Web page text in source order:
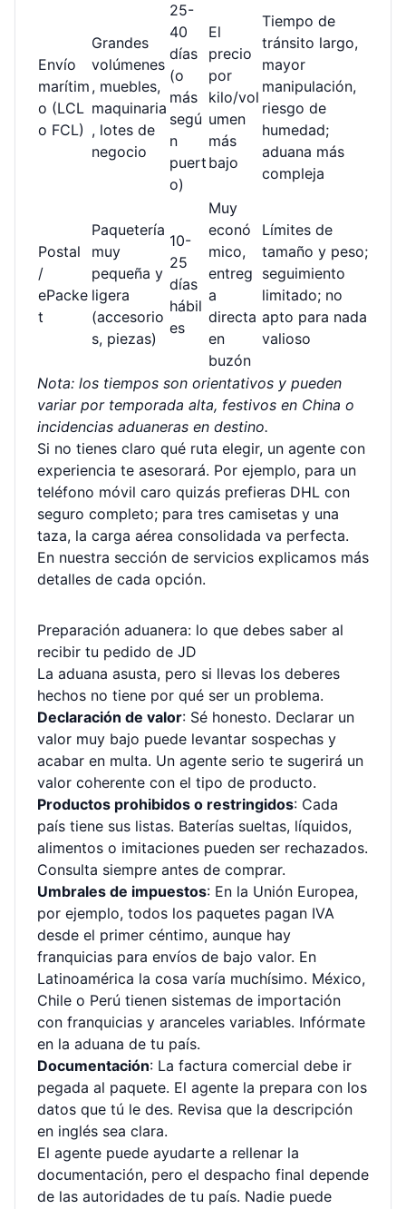
Envío
marítim
o (LCL
o FCL)
Grandes
volúmenes
, muebles,
maquinaria
, lotes de
negocio
25-
40
días
(o
más
segú
n
puert
o)
El
precio
por
kilo/vol
umen
más
bajo
Tiempo de
tránsito largo,
mayor
manipulación,
riesgo de
humedad;
aduana más
compleja
Postal
/
ePacke
t
Paquetería
muy
pequeña y
ligera
(accesorio
s, piezas)
10-
25
días
hábil
es
Muy
econó
mico,
entreg
a
directa
en
buzón
Límites de
tamaño y peso;
seguimiento
limitado; no
apto para nada
valioso
Nota: los tiempos son orientativos y pueden
variar por temporada alta, festivos en China o
incidencias aduaneras en destino.
Si no tienes claro qué ruta elegir, un agente con
experiencia te asesorará. Por ejemplo, para un
teléfono móvil caro quizás prefieras DHL con
seguro completo; para tres camisetas y una
taza, la carga aérea consolidada va perfecta.
En nuestra sección de servicios explicamos más
detalles de cada opción.
Preparación aduanera: lo que debes saber al
recibir tu pedido de JD
La aduana asusta, pero si llevas los deberes
hechos no tiene por qué ser un problema.
Declaración de valor: Sé honesto. Declarar un
valor muy bajo puede levantar sospechas y
acabar en multa. Un agente serio te sugerirá un
valor coherente con el tipo de producto.
Productos prohibidos o restringidos: Cada
país tiene sus listas. Baterías sueltas, líquidos,
alimentos o imitaciones pueden ser rechazados.
Consulta siempre antes de comprar.
Umbrales de impuestos: En la Unión Europea,
por ejemplo, todos los paquetes pagan IVA
desde el primer céntimo, aunque hay
franquicias para envíos de bajo valor. En
Latinoamérica la cosa varía muchísimo. México,
Chile o Perú tienen sistemas de importación
con franquicias y aranceles variables. Infórmate
en la aduana de tu país.
Documentación: La factura comercial debe ir
pegada al paquete. El agente la prepara con los
datos que tú le des. Revisa que la descripción
en inglés sea clara.
El agente puede ayudarte a rellenar la
documentación, pero el despacho final depende
de las autoridades de tu país. Nadie puede